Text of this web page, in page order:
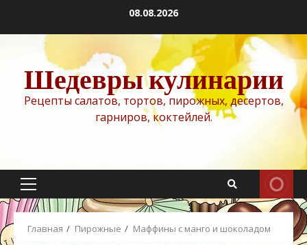
содержимому
08.08.2026
Шедевры кулинарии
Рецепты салатов, тортов, пирожных, десертов,
гарниров, коктейлей.
Основное
меню
Главная Пирожные Маффины с манго и шоколадом